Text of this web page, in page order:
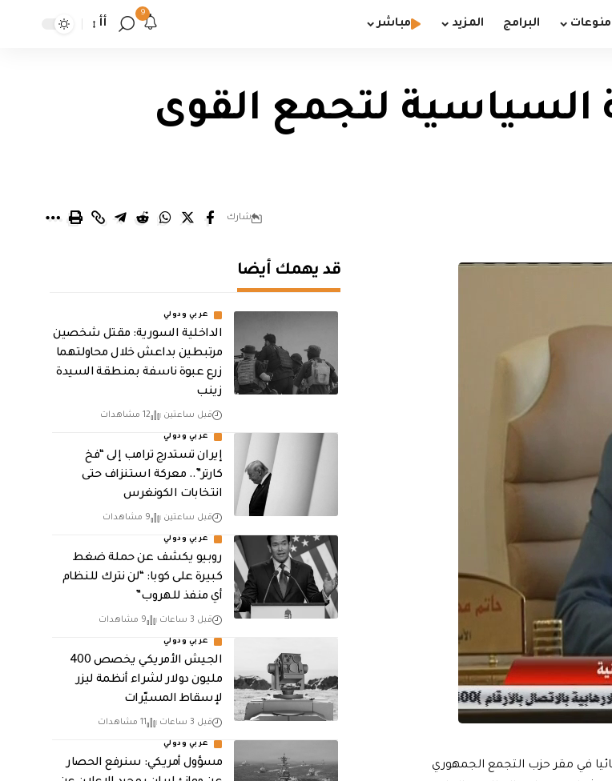
منوعات البرامج المزيد مباشر
9
أأ
السياسية لتجمع القوى
شارك
في مقر حزب التجمع الجمهوري
قد يهمك أيضا
عربي ودولي
الداخلية السورية: مقتل شخصين
مرتبطين بداعش خلال محاولتهما
زرع عبوة ناسفة بمنطقة السيدة
زينب
قبل ساعتين 12 مشاهدات
عربي ودولي
إيران تستدرج ترامب إلى “فخ
كارتر”.. معركة استنزاف حتى
انتخابات الكونغرس
قبل ساعتين 9 مشاهدات
عربي ودولي
روبيو يكشف عن حملة ضغط
كبيرة على كوبا: “لن نترك للنظام
أي منفذ للهروب”
قبل 3 ساعات 9 مشاهدات
عربي ودولي
الجيش الأمريكي يخصص 400
مليون دولار لشراء أنظمة ليزر
لإسقاط المسيّرات
قبل 3 ساعات 11 مشاهدات
عربي ودولي
مسؤول أمريكي: سنرفع الحصار